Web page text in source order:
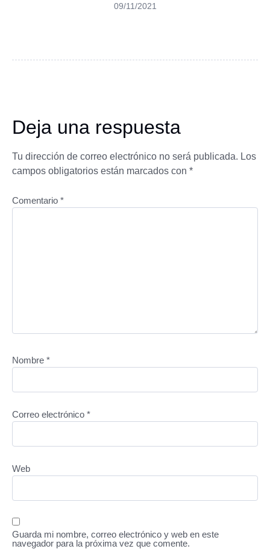
09/11/2021
Deja una respuesta
Tu dirección de correo electrónico no será publicada. Los
campos obligatorios están marcados con *
Comentario *
Nombre *
Correo electrónico *
Web
Guarda mi nombre, correo electrónico y web en este
navegador para la próxima vez que comente.